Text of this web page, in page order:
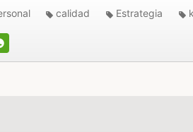
calidad Estrategia